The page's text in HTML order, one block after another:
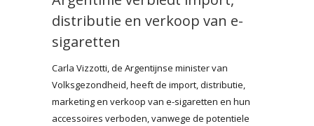
distributie en verkoop van e-
sigaretten
Carla Vizzotti, de Argentijnse minister van
Volksgezondheid, heeft de import, distributie,
marketing en verkoop van e-sigaretten en hun
accessoires verboden, vanwege de potentiele